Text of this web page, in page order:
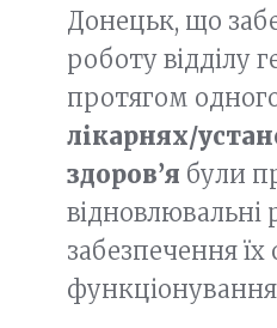
Донецьк, що
роботу відділу
протягом
лікарнях/
здоров’я були
відновлювальні
забезпечення